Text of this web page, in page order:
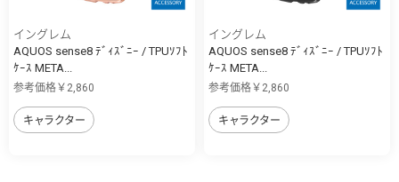
イングレム
AQUOS sense8 ﾃﾞｨｽﾞﾆｰ / TPUｿﾌﾄ
ｹｰｽ META...
参考価格￥2,860
キャラクター
イングレム
AQUOS sense8 ﾃﾞｨｽﾞﾆｰ / TPUｿﾌﾄ
ｹｰｽ META...
参考価格￥2,860
キャラクター